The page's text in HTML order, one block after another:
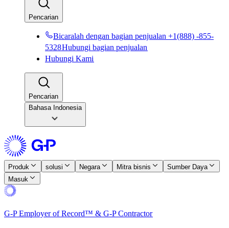
Pencarian​​
Bicaralah dengan bagian penjualan +1(888) -855-
5328​​Hubungi bagian penjualan​​
Hubungi Kami​​
Pencarian​​
Bahasa Indonesia
Produk​​ solusi​​ Negara​​ Mitra bisnis​​
Sumber Daya​​
Masuk​​
G-P Employer of Record™ & G-P Contractor​​